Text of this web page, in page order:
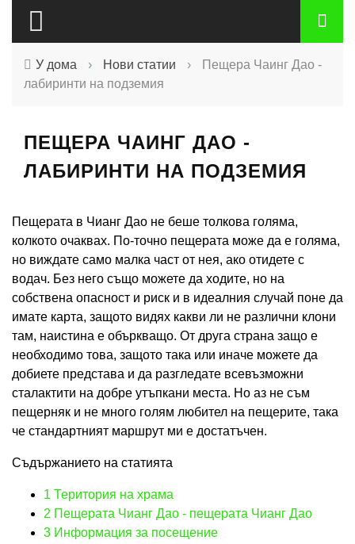
У дома › Нови статии ›
Пещера Чаинг Дао -
лабиринти на подземия
ПЕЩЕРА ЧАИНГ ДАО -
ЛАБИРИНТИ НА ПОДЗЕМИЯ
Пещерата в Чианг Дао не беше толкова голяма,
колкото очаквах. По-точно пещерата може да е голяма,
но виждате само малка част от нея, ако отидете с
водач. Без него също можете да ходите, но на
собствена опасност и риск и в идеалния случай поне да
имате карта, защото видях какви ли не различни клони
там, наистина е объркващо. От друга страна защо е
необходимо това, защото така или иначе можете да
добиете представа и да разгледате всевъзможни
сталактити на добре утъпкани места. Но аз не съм
пещерняк и не много голям любител на пещерите, така
че стандартният маршрут ми е достатъчен.
Съдържанието на статията
1 Територия на храма
2 Пещерата Чианг Дао - пещерата Чианг Дао
3 Информация за посещение